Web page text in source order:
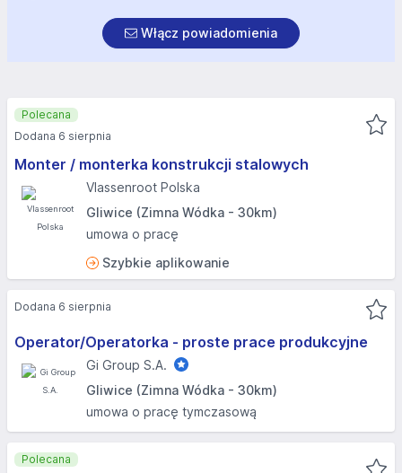
Włącz powiadomienia
Monter / monterka konstrukcji stalowych
Vlassenroot Polska
Gliwice (Zimna Wódka - 30km)
umowa o pracę
Szybkie aplikowanie
Polecana
Dodana 6 sierpnia
Operator/Operatorka - proste prace produkcyjne
Gi Group S.A.
Gliwice (Zimna Wódka - 30km)
umowa o pracę tymczasową
Dodana 6 sierpnia
Polecana